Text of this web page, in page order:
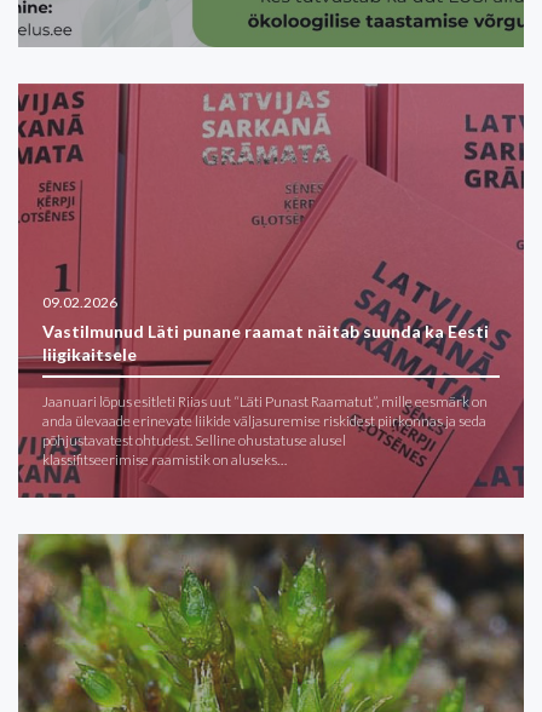
09.02.2026
Vastilmunud Läti punane raamat näitab suunda ka Eesti
liigikaitsele
Jaanuari lõpus esitleti Riias uut “Läti Punast Raamatut”, mille eesmärk on
anda ülevaade erinevate liikide väljasuremise riskidest piirkonnas ja seda
põhjustavatest ohtudest. Selline ohustatuse alusel
klassifitseerimise raamistik on aluseks…